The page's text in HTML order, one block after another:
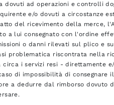
dovuti ad operazioni e controlli
e/o dovuti a circostanze
del ricevimento della merce,
a lui consegnato con l'ordine
o danni rilevati sul plico e
problematica riscontrata nella
circa i servizi resi - direttamente
di impossibilità di
a dedurre dal rimborso dovuto